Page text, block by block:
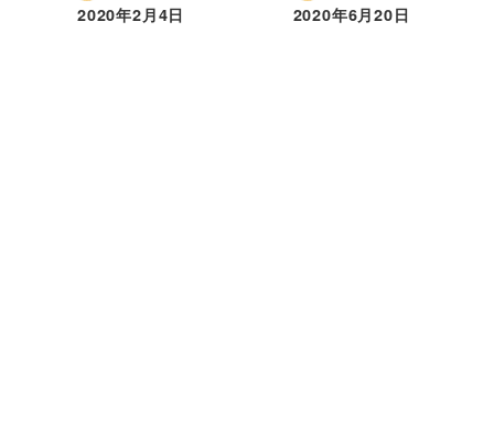
2020年2月4日
2020年6月20日